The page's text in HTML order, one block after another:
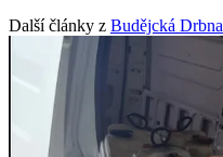
Další články z Budějcká Drbna